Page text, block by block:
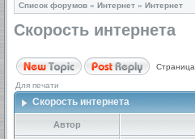
Список форумов » Интернет » Интернет
Скорость интернета
Страница
Для печати
Скорость интернета
Автор